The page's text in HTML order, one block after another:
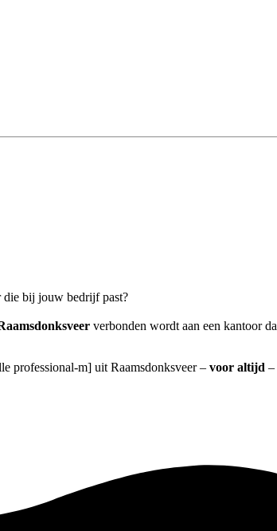
die bij jouw bedrijf past?
verbonden wordt aan een kantoor
professional-m] uit Raamsdonksveer – voor altijd –